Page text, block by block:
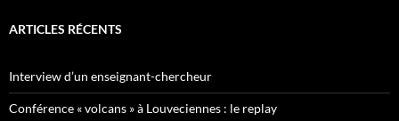
ARTICLES RÉCENTS
Interview d’un enseignant-chercheur
Conférence « volcans » à Louveciennes : le replay